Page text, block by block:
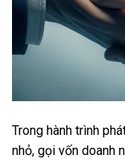
Trong hành trình
nhỏ, gọi vốn doanh